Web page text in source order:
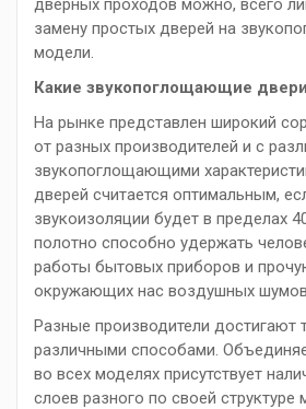
дверных проходов можно, всего
замену простых дверей на
модели.
Какие звукопоглощающие
На рынке представлен широкий
от разных производителей и с
звукопоглощающими
дверей считается оптимальным,
звукоизоляции будет в пределах
полотно способно удержать
работы бытовых приборов и
окружающих нас воздушных
Разные производители достигают
различными способами.
во всех моделях присутствует
слоев разного по своей структуре